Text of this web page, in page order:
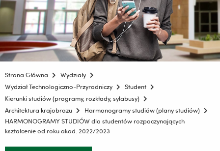
Strona Główna
Wydziały
Wydział Technologiczno-Przyrodniczy
Student
Kierunki studiów (programy, rozkłady, sylabusy)
Architektura krajobrazu
Harmonogramy studiów (plany studiów)
HARMONOGRAMY STUDIÓW dla studentów rozpoczynających
kształcenie od roku akad. 2022/2023